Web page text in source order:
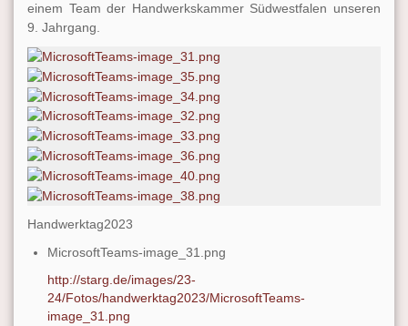
einem Team der Handwerkskammer Südwestfalen unseren
9. Jahrgang.
Handwerktag2023
MicrosoftTeams-image_31.png
http://starg.de/images/23-
24/Fotos/handwerktag2023/MicrosoftTeams-
image_31.png